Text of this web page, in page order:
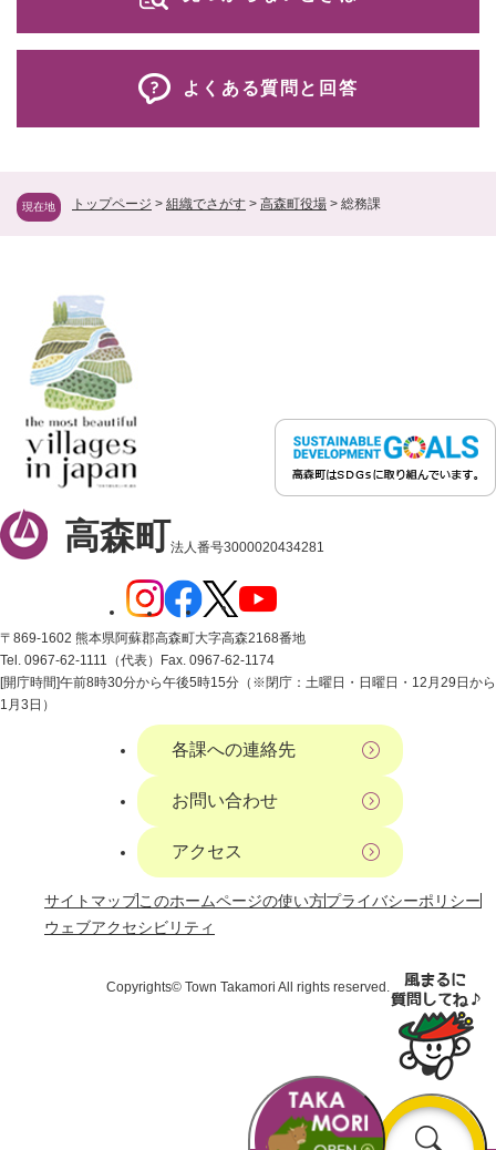
現在地 トップページ > 組織でさがす > 高森町役場 > 総務課
よくある質問と回答
高森町法人番号3000020434281
〒869-1602 熊本県阿蘇郡高森町大字高森2168番地
Tel. 0967-62-1111（代表） Fax. 0967-62-1174
[開庁時間]午前8時30分から午後5時15分（※閉庁：土曜日・日曜日・12月29日から
1月3日）
各課への連絡先
お問い合わせ
アクセス
サイトマップこのホームページの使い方プライバシーポリシー
ウェブアクセシビリティ
Copyrights© Town Takamori All rights reserved.